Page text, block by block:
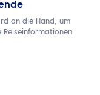
an die Hand, um